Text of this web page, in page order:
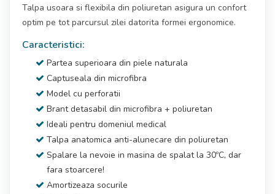
Talpa usoara si flexibila din poliuretan asigura un confort
optim pe tot parcursul zilei datorita formei ergonomice.
Caracteristici:
Partea superioara din piele naturala
Captuseala din microfibra
Model cu perforatii
Brant detasabil din microfibra + poliuretan
Ideali pentru domeniul medical
Talpa anatomica anti-alunecare din poliuretan
Spalare la nevoie in masina de spalat la 30ºC, dar
fara stoarcere!
Amortizeaza socurile